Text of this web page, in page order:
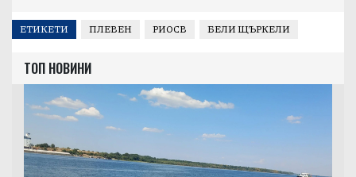
ЕТИКЕТИ ПЛЕВЕН РИОСВ БЕЛИ ЩЪРКЕЛИ
ТОП НОВИНИ